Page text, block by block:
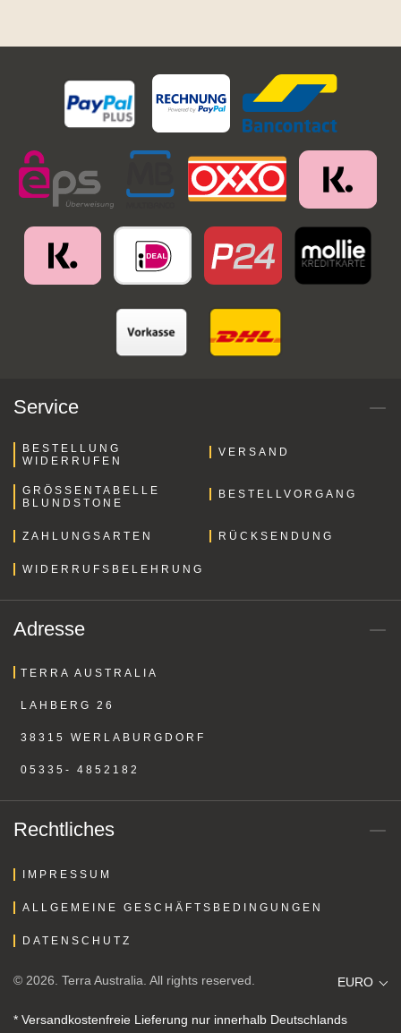
Service
BESTELLUNG
WIDERRUFEN
VERSAND
GRÖSSENTABELLE B
LUNDSTONE
BESTELLVORGANG
ZAHLUNGSARTEN RÜCKSENDUNG
WIDERRUFSBELEHRUNG
Adresse
TERRA AUSTRALIA
LAHBERG 26
38315 WERLABURGDORF
05335- 4852182
Rechtliches
IMPRESSUM
ALLGEMEINE GESCHÄFTSBEDINGUNGEN
DATENSCHUTZ
© 2026. Terra Australia. All rights reserved. EURO
* Versandkostenfreie Lieferung nur innerhalb Deutschlands